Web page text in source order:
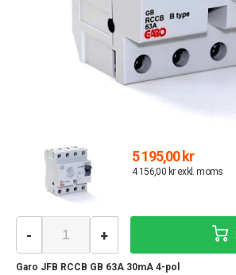
5 195,00 kr
4 156,00 kr exkl. moms
Garo JFB RCCB GB 63A 30mA 4-pol
- +